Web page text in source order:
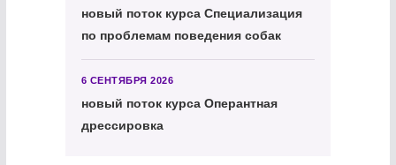
новый поток курса Специализация
по проблемам поведения собак
6 СЕНТЯБРЯ 2026
новый поток курса Оперантная
дрессировка